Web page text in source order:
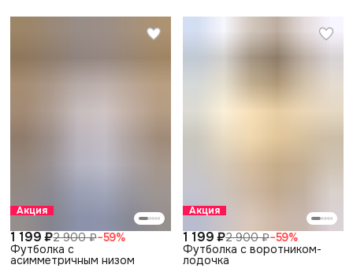
Акция
1 199 ₽2 900 ₽−59%
Футболка с
асимметричным низом
Акция
1 199 ₽2 900 ₽−59%
Футболка с воротником-
лодочка